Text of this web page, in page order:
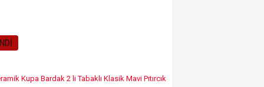
Kupa Bardak 2 li Tabaklı Klasik Mavi Pıtırcık